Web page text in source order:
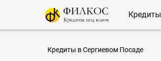
Кредиты
Кредиты в Сергиевом Посаде